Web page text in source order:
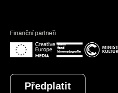
Finanční partneři
Předplatit